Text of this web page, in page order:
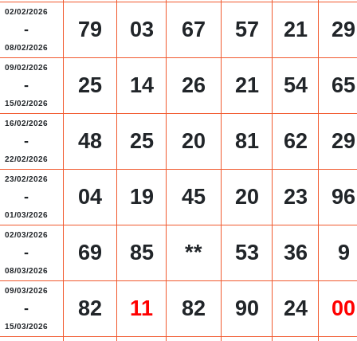
02/02/2026
-
08/02/2026
79 03 67 57 21 29
09/02/2026
-
15/02/2026
25 14 26 21 54 65
16/02/2026
-
22/02/2026
48 25 20 81 62 29
23/02/2026
-
01/03/2026
04 19 45 20 23 96
02/03/2026
-
08/03/2026
69 85 ** 53 36 9
09/03/2026
-
15/03/2026
82 11 82 90 24 00